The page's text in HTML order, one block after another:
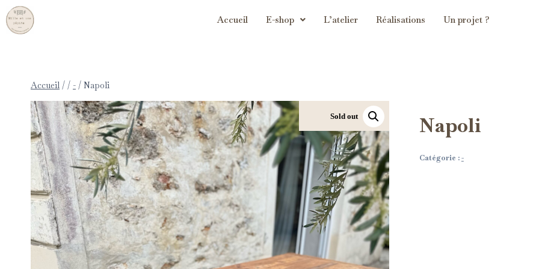
Accueil E-shop L’atelier Réalisations Un projet ?
Accueil / / - / Napoli
Sold out Napoli
Catégorie :-